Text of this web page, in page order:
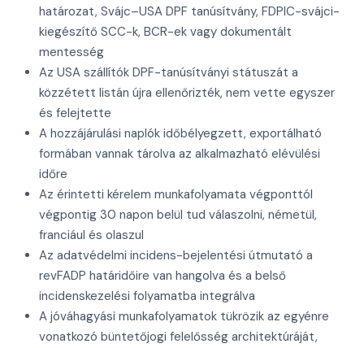
határozat, Svájc–USA DPF tanúsítvány, FDPIC-svájci-
kiegészítő SCC-k, BCR-ek vagy dokumentált
mentesség
Az USA szállítók DPF-tanúsítványi státuszát a
közzétett listán újra ellenőrizték, nem vette egyszer
és felejtette
A hozzájárulási naplók időbélyegzett, exportálható
formában vannak tárolva az alkalmazható elévülési
időre
Az érintetti kérelem munkafolyamata végponttól
végpontig 30 napon belül tud válaszolni, németül,
franciául és olaszul
Az adatvédelmi incidens-bejelentési útmutató a
revFADP határidőire van hangolva és a belső
incidenskezelési folyamatba integrálva
A jóváhagyási munkafolyamatok tükrözik az egyénre
vonatkozó büntetőjogi felelősség architektúráját,